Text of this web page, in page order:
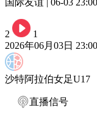
2
1
2026年06月03日 23:00
沙特阿拉伯女足U17
直播信号